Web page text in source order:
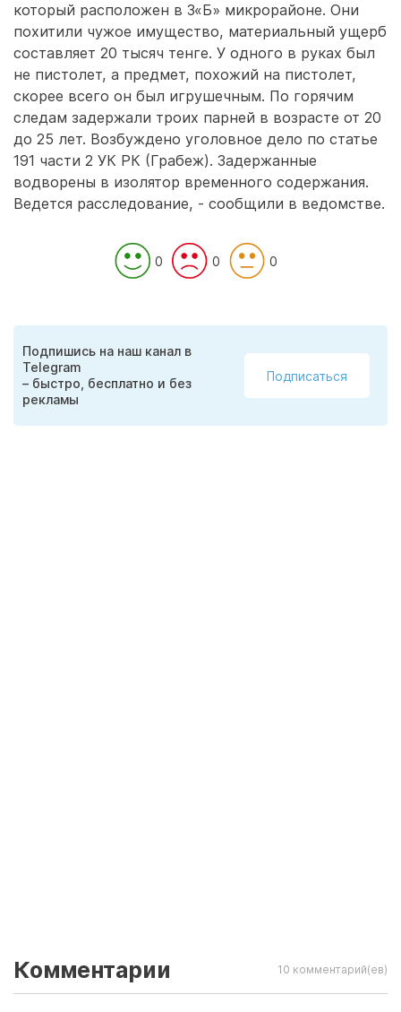
который расположен в 3«Б» микрорайоне. Они
похитили чужое имущество, материальный ущерб
составляет 20 тысяч тенге. У одного в руках был
не пистолет, а предмет, похожий на пистолет,
скорее всего он был игрушечным. По горячим
следам задержали троих парней в возрасте от 20
до 25 лет. Возбуждено уголовное дело по статье
191 части 2 УК РК (Грабеж). Задержанные
водворены в изолятор временного содержания.
Ведется расследование, - сообщили в ведомстве.
0 0 0
Подпишись на наш канал в
Telegram
– быстро, бесплатно и без
рекламы
Подписаться
Комментарии 10 комментарий(ев)